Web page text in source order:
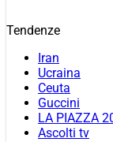
Tendenze
Iran
Ucraina
Ceuta
Guccini
LA PIAZZA
Ascolti tv